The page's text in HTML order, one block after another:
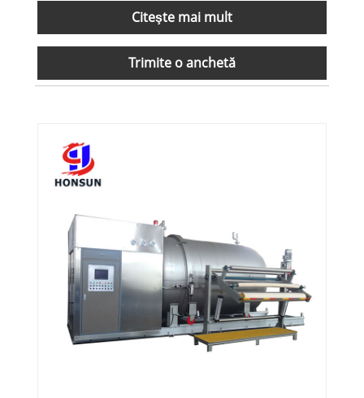
Citeşte mai mult
Trimite o anchetă